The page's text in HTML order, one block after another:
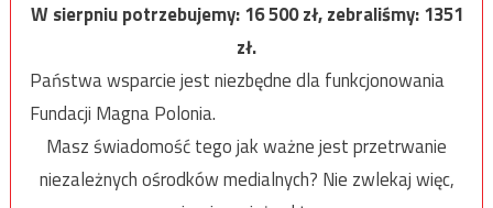
W sierpniu potrzebujemy:16 500zł, zebraliśmy:1351
zł.
Państwa wsparcie jest niezbędne dla funkcjonowania
Fundacji Magna Polonia.
Masz świadomość tego jak ważne jest przetrwanie
niezależnych ośrodków medialnych? Nie zwlekaj więc,